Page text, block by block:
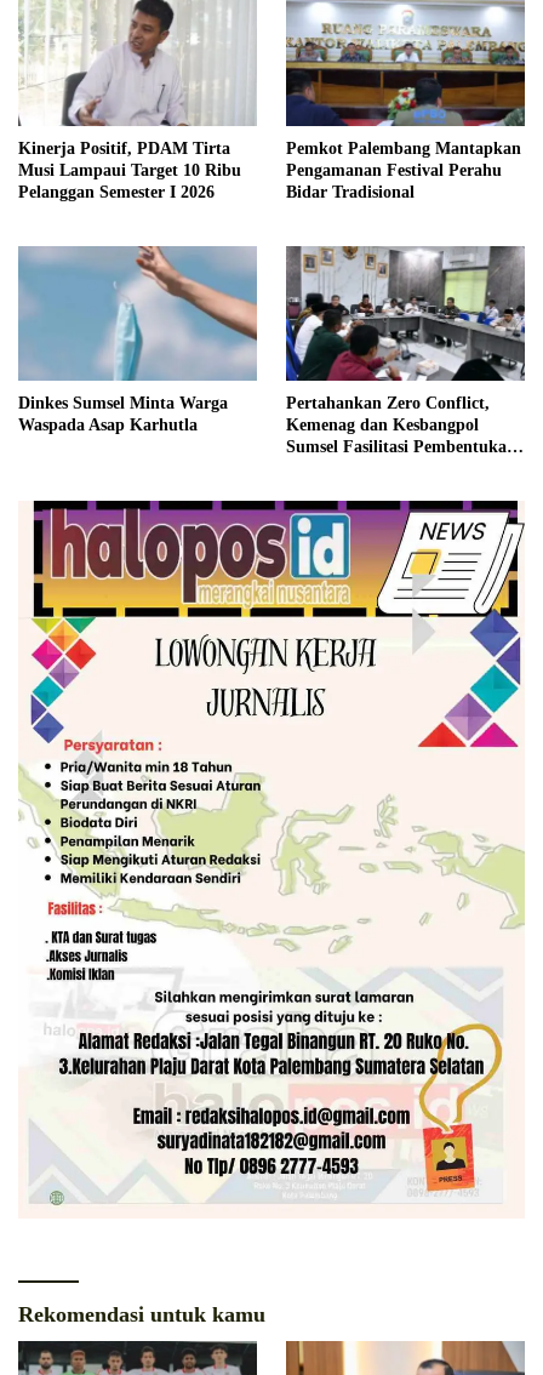
Kinerja Positif, PDAM Tirta
Musi Lampaui Target 10 Ribu
Pelanggan Semester I 2026
Pemkot Palembang Mantapkan
Pengamanan Festival Perahu
Bidar Tradisional
Dinkes Sumsel Minta Warga
Waspada Asap Karhutla
Pertahankan Zero Conflict,
Kemenag dan Kesbangpol
Sumsel Fasilitasi Pembentukan
Rekomendasi untuk kamu